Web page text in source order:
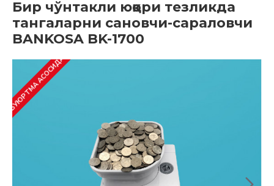
Бир чўнтакли юқори тезликда
тангаларни сановчи-сараловчи
BANKOSA BK-1700
БУЮРТМА АСОСИДА